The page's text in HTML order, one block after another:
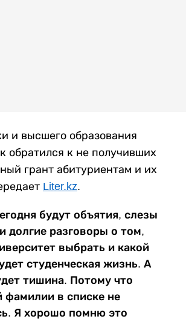
и высшего образования
обратился к не получивших
грант абитуриентам и их
Liter.kz.
будут объятия, слезы
долгие разговоры о том,
выбрать и какой
студенческая жизнь. А
тишина. Потому что
фамилии в списке не
Я хорошо помню это